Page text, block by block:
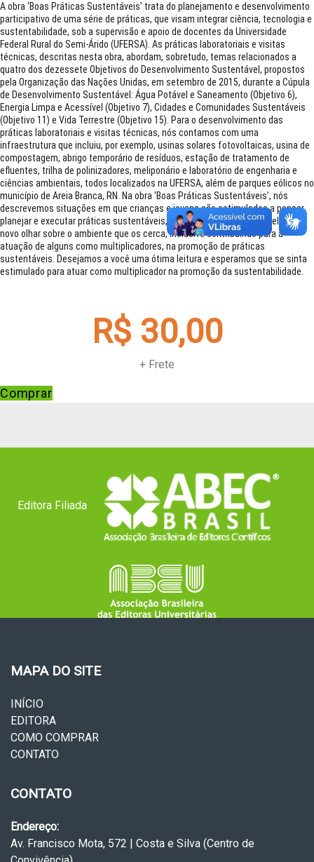
A obra ‘Boas Práticas Sustentáveis’ trata do planejamento e desenvolvimento
participativo de uma série de práticas, que visam integrar ciência, tecnologia e
sustentabilidade, sob a supervisão e apoio de docentes da Universidade
Federal Rural do Semi-Árido (UFERSA). As práticas laboratoriais e visitas
técnicas, descritas nesta obra, abordam, sobretudo, temas relacionados a
quatro dos dezessete Objetivos do Desenvolvimento Sustentável, propostos
pela Organização das Nações Unidas, em setembro de 2015, durante a Cúpula
de Desenvolvimento Sustentável: Água Potável e Saneamento (Objetivo 6),
Energia Limpa e Acessível (Objetivo 7), Cidades e Comunidades Sustentáveis
(Objetivo 11) e Vida Terrestre (Objetivo 15). Para o desenvolvimento das
práticas laboratoriais e visitas técnicas, nós contamos com uma
infraestrutura que incluiu, por exemplo, usinas solares fotovoltaicas, usina de
compostagem, abrigo temporário de resíduos, estação de tratamento de
efluentes, trilha de polinizadores, meliponário e laboratório de engenharia e
ciências ambientais, todos localizados na UFERSA, além de parques eólicos no
município de Areia Branca, RN. Na obra ‘Boas Práticas Sustentáveis’, nós
descrevemos situações em que crianças e jovens são estimulados a pensar,
planejar e executar práticas sustentáveis, despertando em muitos deles um
novo olhar sobre o ambiente que os cerca, inclusive contribuindo para a
atuação de alguns como multiplicadores, na promoção de práticas
sustentáveis. Desejamos a você uma ótima leitura e esperamos que se sinta
estimulado para atuar como multiplicador na promoção da sustentabilidade.
R$ 30,00
+ Frete
Comprar
Editora Filiada
MAPA DO SITE
INÍCIO
EDITORA
COMO COMPRAR
CONTATO
CONTATO
Endereço:
Av. Francisco Mota, 572 | Costa e Silva (Centro de